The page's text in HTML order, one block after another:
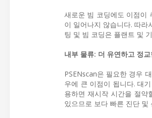
새로운 빔 코딩에도 이점이
이 일어나지 않습니다. 따
팅 및 빔 코딩은 플랜트 및
내부 물류: 더 유연하고 정
PSENscan은 필요한 경우
우에 큰 이점이 됩니다. 대
용하면 재시작 시간을 절약
있으므로 보다 빠른 진단 및